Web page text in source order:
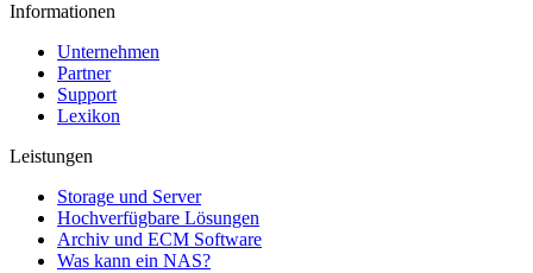
Informationen
Unternehmen
Partner
Support
Lexikon
Leistungen
Storage und Server
Hochverfügbare Lösungen
Archiv und ECM Software
Was kann ein NAS?